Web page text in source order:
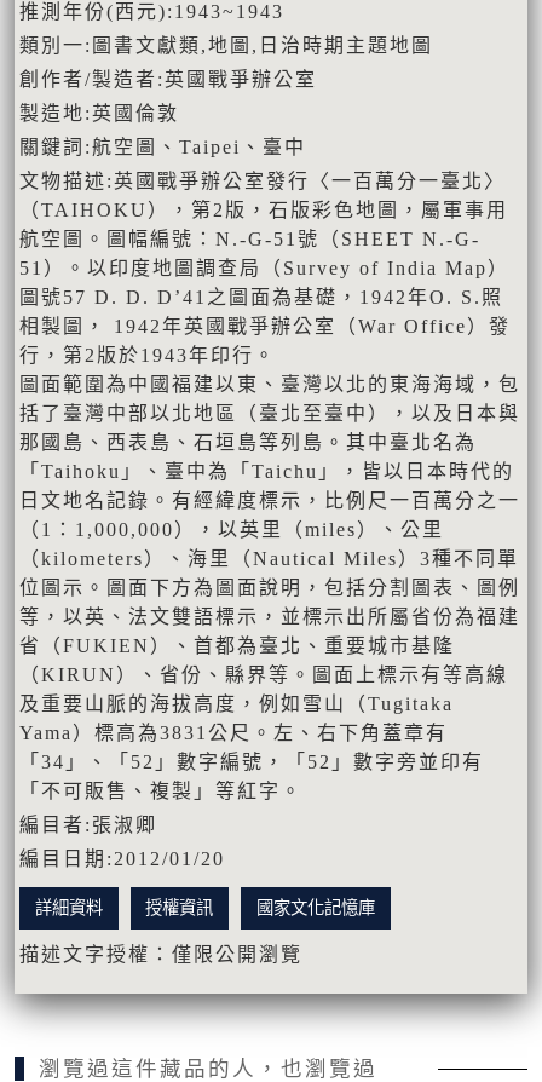
推測年份(西元):1943~1943
類別一:圖書文獻類,地圖,日治時期主題地圖
創作者/製造者:英國戰爭辦公室
製造地:英國倫敦
關鍵詞:航空圖、Taipei、臺中
文物描述:英國戰爭辦公室發行〈一百萬分一臺北〉
（TAIHOKU），第2版，石版彩色地圖，屬軍事用
航空圖。圖幅編號：N.-G-51號（SHEET N.-G-
51）。以印度地圖調查局（Survey of India Map）
圖號57 D. D. D’41之圖面為基礎，1942年O. S.照
相製圖， 1942年英國戰爭辦公室（War Office）發
行，第2版於1943年印行。
圖面範圍為中國福建以東、臺灣以北的東海海域，包
括了臺灣中部以北地區（臺北至臺中），以及日本與
那國島、西表島、石垣島等列島。其中臺北名為
「Taihoku」、臺中為「Taichu」，皆以日本時代的
日文地名記錄。有經緯度標示，比例尺一百萬分之一
（1：1,000,000），以英里（miles）、公里
（kilometers）、海里（Nautical Miles）3種不同單
位圖示。圖面下方為圖面說明，包括分割圖表、圖例
等，以英、法文雙語標示，並標示出所屬省份為福建
省（FUKIEN）、首都為臺北、重要城市基隆
（KIRUN）、省份、縣界等。圖面上標示有等高線
及重要山脈的海拔高度，例如雪山（Tugitaka
Yama）標高為3831公尺。左、右下角蓋章有
「34」、「52」數字編號，「52」數字旁並印有
「不可販售、複製」等紅字。
編目者:張淑卿
編目日期:2012/01/20
詳細資料 授權資訊 國家文化記憶庫
描述文字授權：僅限公開瀏覽
瀏覽過這件藏品的人，也瀏覽過